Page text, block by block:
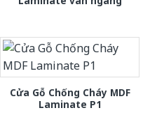
Cửa Gỗ Chống Cháy MDF
Laminate P1